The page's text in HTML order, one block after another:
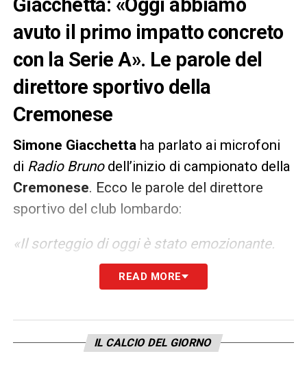
avuto il primo impatto concreto
con la Serie A». Le parole del
direttore sportivo della
Cremonese
Simone Giacchetta ha parlato ai microfoni
di Radio Brunodell’inizio di campionato della
Cremonese. Ecco le parole del direttore
sportivo del club lombardo:
«Il sorteggio di oggi è stato emozionante.
Fiorentina-Cremonese è stata la prima
partita estratta, finalmente abbiamo
con la categoria».
READ MORE
IL CALCIO DEL GIORNO